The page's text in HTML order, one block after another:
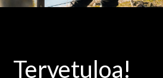
Tervetuloa!